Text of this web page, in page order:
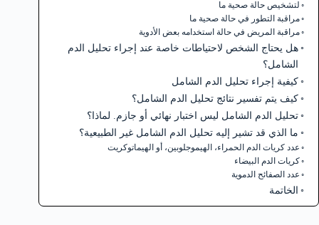
لتشخيص حالة صحية ما
مراقبة التطور في حالة صحية ما
مراقبة المريض في حالة استخدامه بعض الأدوية
هل يحتاج الشخص لاحتياطات خاصة عند إجراء تحليل الدم
الشامل؟
كيفية إجراء تحليل الدم الشامل
كيف يتم تفسير نتائج تحليل الدم الشامل؟
تحليل الدم الشامل ليس اختبار نهائي أو جازم. لماذا؟
ما الذي قد تشير إليه تحليل الدم الشامل غير الطبيعية؟
عدد كريات الدم الحمراء، الهيموجلوبين، أو الهيماتوكريت
كريات الدم البيضاء
عدد الصفائح الدموية
الخاتمة